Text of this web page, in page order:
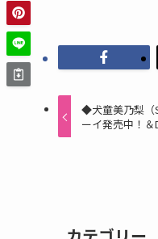
◆犬童美乃梨（
ーイ発売中！